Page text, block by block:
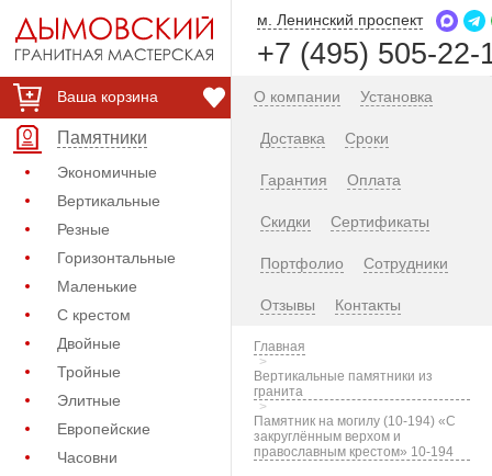
Ваша корзина
Памятники
Экономичные
Вертикальные
Резные
Горизонтальные
Маленькие
С крестом
Двойные
Тройные
Элитные
Европейские
Часовни
м. Ленинский проспект
+7 (495) 505-22-
О компании Установка
Доставка Сроки
Гарантия Оплата
Скидки Сертификаты
Портфолио Сотрудники
Отзывы Контакты
Главная
Вертикальные памятники из
гранита
Памятник на могилу (10-194) «С
закруглённым верхом и
православным крестом» 10-194